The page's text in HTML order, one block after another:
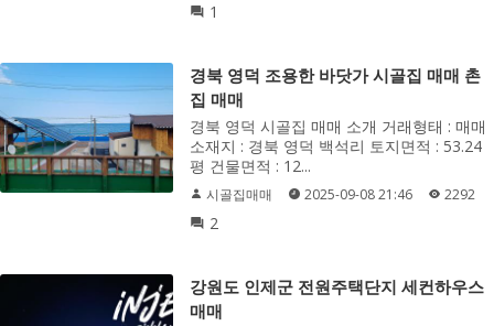
1
경북 영덕 조용한 바닷가 시골집 매매 촌
집 매매
경북 영덕 시골집 매매 소개 거래형태 : 매매
소재지 : 경북 영덕 백석리 토지면적 : 53.24
평 건물면적 : 12...
시골집매매 2025-09-08 21:46 2292
2
강원도 인제군 전원주택단지 세컨하우스
매매